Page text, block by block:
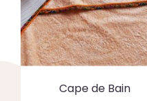
Cape de Bain